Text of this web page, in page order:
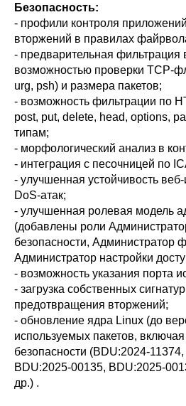
Безопасность:
- профили контроля
вторжений в правилах
- предварительная фильтрация
возможностью проверки TCP-
urg, psh) и размера пакетов;
- возможность фильтрации по
post, put, delete, head, options,
типам;
- морфологический анализ в
- интеграция с песочницей по
- улучшенная устойчивость
DoS-атак;
- улучшенная ролевая модель
(добавлены роли
безопасности, Администратор
Администратор настройки
- возможность указания порта
- загрузка собственных
предотвращения вторжений;
- обновление ядра Linux (до
используемых пакетов,
безопасности (BDU:2024-
BDU:2025-00135, BDU:2025-
др.) .